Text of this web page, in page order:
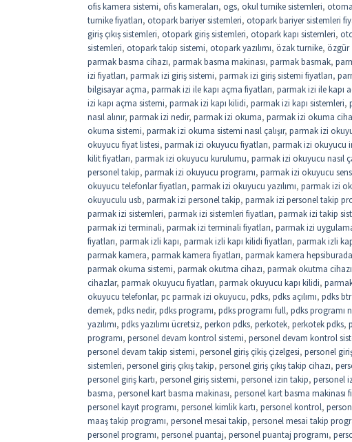
ofis kamera sistemi, ofis kameraları, ogs, okul turnike sistemleri,
turnike fiyatları, otopark bariyer sistemleri, otopark bariyer sistemleri
giriş çıkış sistemleri, otopark giriş sistemleri, otopark kapı sistemleri,
sistemleri, otopark takip sistemi, otopark yazılımı, özak turnike, özgür
parmak basma cihazı, parmak basma makinası, parmak basmak,
izi fiyatları, parmak izi giriş sistemi, parmak izi giriş sistemi fiyatları,
bilgisayar açma, parmak izi ile kapı açma fiyatları, parmak izi ile kapı
izi kapı açma sistemi, parmak izi kapı kilidi, parmak izi kapı sistemleri,
nasıl alınır, parmak izi nedir, parmak izi okuma, parmak izi okuma
okuma sistemi, parmak izi okuma sistemi nasıl çalışır, parmak izi
okuyucu fiyat listesi, parmak izi okuyucu fiyatları, parmak izi okuyucu
kilit fiyatları, parmak izi okuyucu kurulumu, parmak izi okuyucu nasıl
personel takip, parmak izi okuyucu programı, parmak izi okuyucu
okuyucu telefonlar fiyatları, parmak izi okuyucu yazılımı, parmak izi
okuyuculu usb, parmak izi personel takip, parmak izi personel takip
parmak izi sistemleri, parmak izi sistemleri fiyatları, parmak izi takip
parmak izi terminali, parmak izi terminali fiyatları, parmak izi
fiyatları, parmak izli kapı, parmak izli kapı kilidi fiyatları, parmak izli
parmak kamera, parmak kamera fiyatları, parmak kamera hepsiburada
parmak okuma sistemi, parmak okutma cihazı, parmak okutma
cihazlar, parmak okuyucu fiyatları, parmak okuyucu kapı kilidi,
okuyucu telefonlar, pc parmak izi okuyucu, pdks, pdks açılımı, pdks
demek, pdks nedir, pdks programı, pdks programı full, pdks programı
yazılımı, pdks yazılımı ücretsiz, perkon pdks, perkotek, perkotek pdks,
programı, personel devam kontrol sistemi, personel devam kontrol
personel devam takip sistemi, personel giriş çikiş çizelgesi, personel giriş
sistemleri, personel giriş çıkış takip, personel giriş çıkış takip cihazı,
personel giriş kartı, personel giriş sistemi, personel izin takip, personel
basma, personel kart basma makinası, personel kart basma makinası
personel kayıt programı, personel kimlik kartı, personel kontrol,
maaş takip programı, personel mesai takip, personel mesai takip
personel programı, personel puantaj, personel puantaj programı,